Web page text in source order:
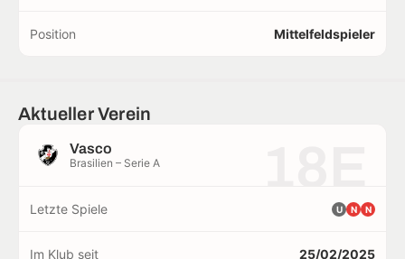
Position Mittelfeldspieler
Aktueller Verein
Vasco
Brasilien – Serie A
Letzte Spiele U N N
Im Klub seit 25/02/2025